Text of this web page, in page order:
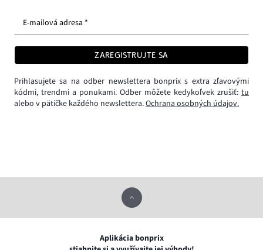
E-mailová adresa *
ZAREGISTRUJTE SA
Prihlasujete sa na odber newslettera bonprix s extra zľavovými
kódmi, trendmi a ponukami. Odber môžete kedykoľvek zrušiť: tu
alebo v pätičke každého newslettera.Ochrana osobných údajov.
Aplikácia bonprix